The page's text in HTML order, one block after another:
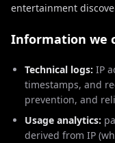
entertainment
Information we
Technical logs: IP
timestamps, and
prevention, and
Usage analytics:
derived from IP